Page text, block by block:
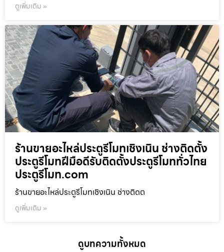
ดูเพิ่มเติม »
ร้านขายอะไหล่ประตูรีโมทเชิงเนิน ช่างติดตั้ง
ประตูรีโมทฝีมือดีรับติดตั้งประตูรีโมททั่วไทย
ประตูรีโมท.com
ร้านขายอะไหล่ประตูรีโมทเชิงเนิน ช่างติดต
ดูเพิ่มเติม »
ดูบทความทั้งหมด